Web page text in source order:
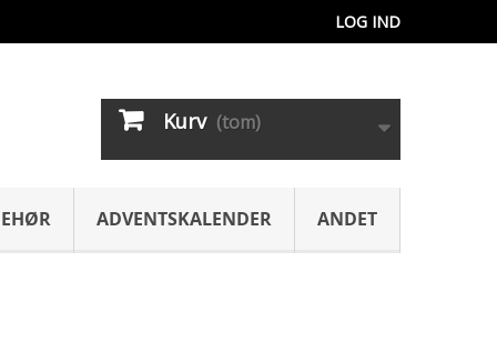
LOG IND
Kurv (tom)
ADVENTSKALENDER ANDET